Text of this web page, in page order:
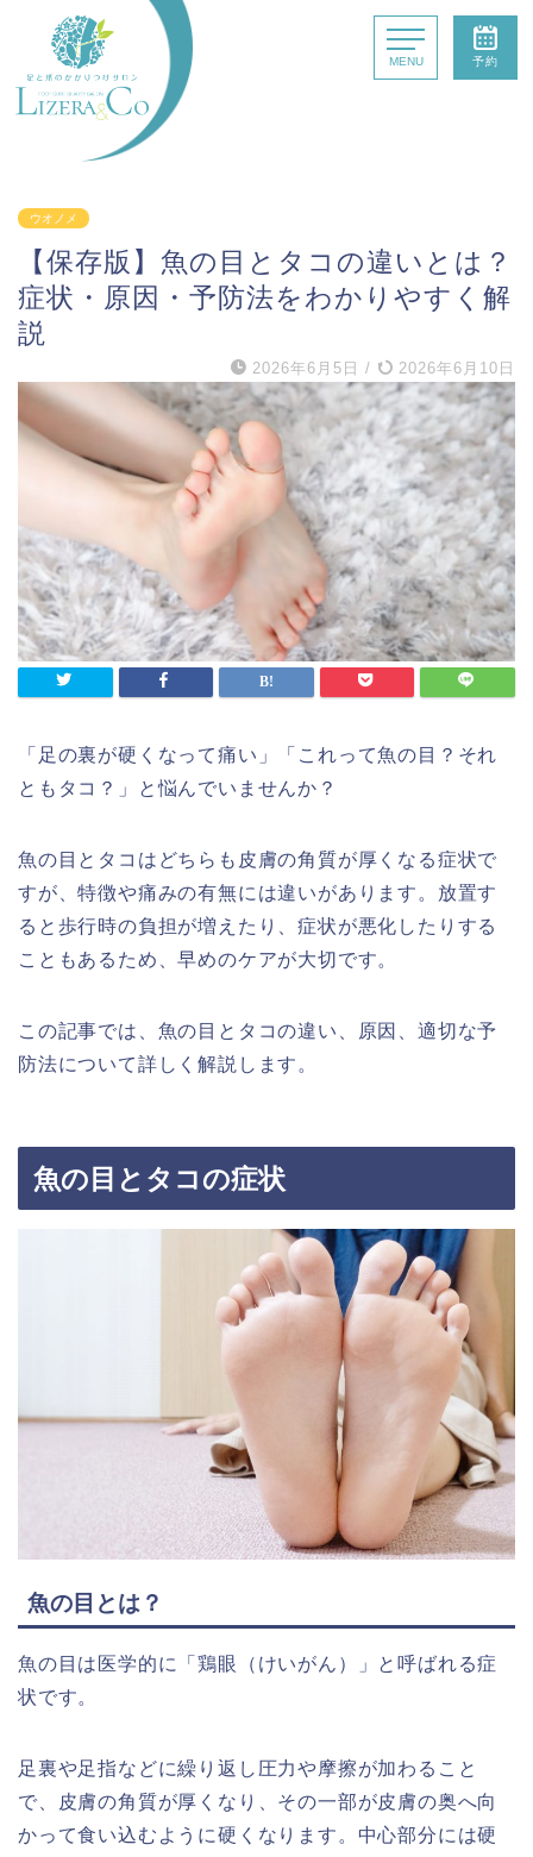
MENU 予約
施術コース
サロン検索
北海道・東北エリア 関東エリア
中部エリア 近畿エリア
中国・四国エリア 九州・沖縄エリア
会社概要
お問い合わせ
オンライン予約はこちら
ウオノメ
【保存版】魚の目とタコの違いとは？
症状・原因・予防法をわかりやすく解
説
2026年6月5日 / 2026年6月10日
「足の裏が硬くなって痛い」「これって魚の目？それ
ともタコ？」と悩んでいませんか？
魚の目とタコはどちらも皮膚の角質が厚くなる症状で
すが、特徴や痛みの有無には違いがあります。放置す
ると歩行時の負担が増えたり、症状が悪化したりする
こともあるため、早めのケアが大切です。
この記事では、魚の目とタコの違い、原因、適切な予
防法について詳しく解説します。
魚の目とタコの症状
魚の目とは？
魚の目は医学的に「鶏眼（けいがん）」と呼ばれる症
状です。
足裏や足指などに繰り返し圧力や摩擦が加わること
で、皮膚の角質が厚くなり、その一部が皮膚の奥へ向
かって食い込むように硬くなります。中心部分には硬